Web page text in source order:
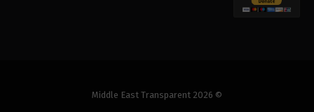
© 2026 Middle East Transparent